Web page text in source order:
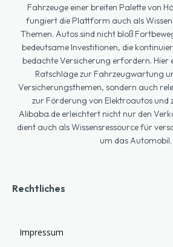
Fahrzeuge einer breiten Palette von
fungiert die Plattform auch als
Themen. Autos sind nicht bloß
bedeutsame Investitionen, die
bedachte Versicherung erfordern.
Ratschläge zur Fahrzeugwartung
Versicherungsthemen, sondern auch
zur Förderung von Elektroautos
Alibaba.de erleichtert nicht nur den
dient auch als Wissensressource für
um das Automobil.
Rechtliches
Impressum